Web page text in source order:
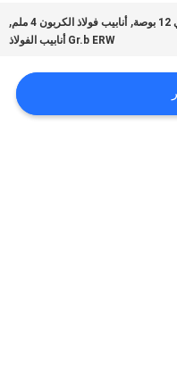
, أنابيب فولاذ الكربون 4 ملم ,
Gr.b ERW أنابيب الفولاذ